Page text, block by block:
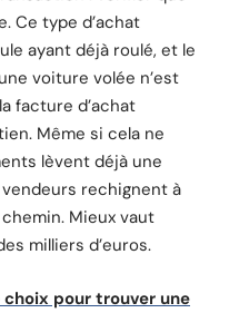
Ce type d’achat
ayant déjà roulé, et le
voiture volée n’est
facture d’achat
Même si cela ne
lèvent déjà une
rechignent à
Mieux vaut
milliers d’euros.
pour trouver une